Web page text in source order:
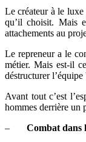
Le créateur à le luxe
qu’il choisit. Mais
attachements au
Le repreneur a le
métier. Mais est-il
déstructurer
Avant tout c’est
hommes derrière un
– Combat dans